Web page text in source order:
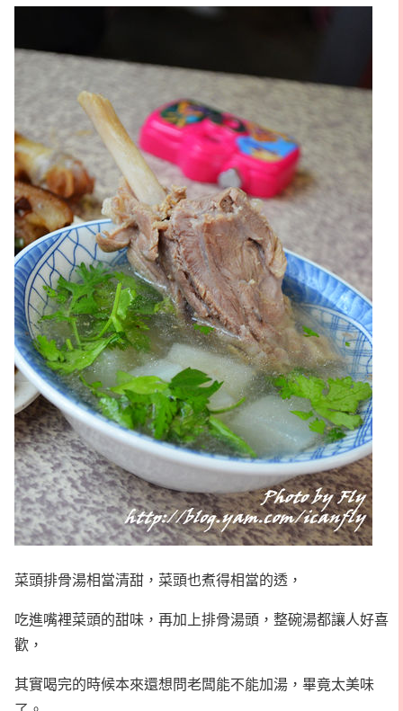
菜頭排骨湯相當清甜，菜頭也煮得相當的透，
吃進嘴裡菜頭的甜味，再加上排骨湯頭，整碗湯都讓人好喜
歡，
其實喝完的時候本來還想問老闆能不能加湯，畢竟太美味